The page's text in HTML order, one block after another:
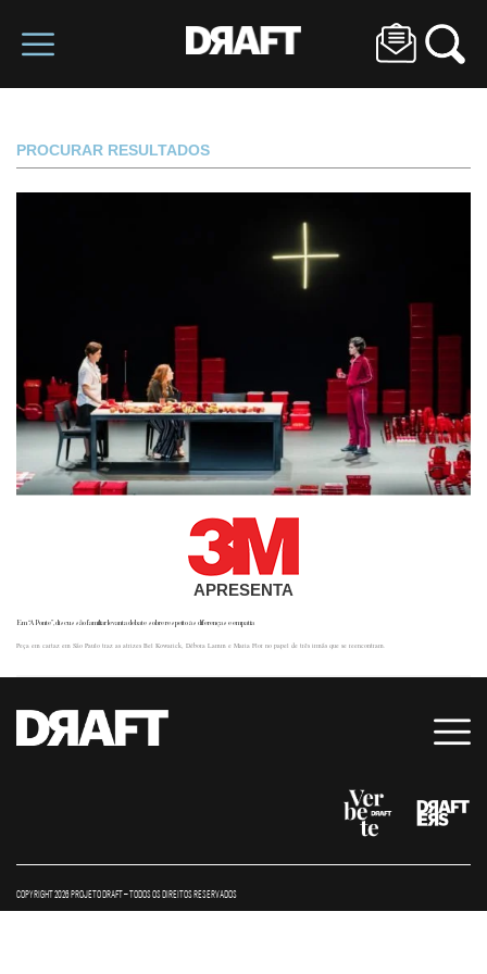
PROCURAR RESULTADOS
APRESENTA
Em “A Ponte”, discussão familiar levanta debate sobre respeito às diferenças e empatia
Peça em cartaz em São Paulo traz as atrizes Bel Kowarick, Débora Lamm e Maria Flor no papel de três irmãs que se reencontram.
COPYRIGHT 2026 PROJETO DRAFT – TODOS OS DIREITOS RESERVADOS